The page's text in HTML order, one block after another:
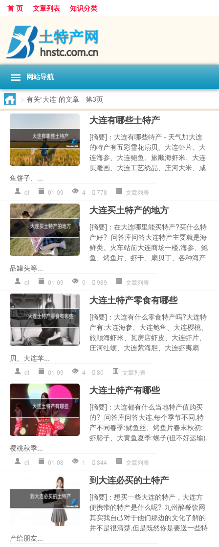
首 页 文章列表 知识分类
网站导航
> 有关“大连”的文章 - 第3页
大连有哪些土特产
[摘要]：大连有哪些特产 - 天气加大连
的特产有五彩雪花扇贝、大连虾片、大
连海参、大连鲍鱼、旅顺海虾米、大连
贝雕画、大连工艺绣品、庄河大米、咸
鱼饼子、...
dl 01-09 4 778 文章列表
大连买土特产的地方
[摘要]：在大连哪里能买特产?买什么特
产好?_问答库问答大连特产主要就是海
鲜类。火车站前大连商场一楼,海参、鲍
鱼、烤鱼片、虾干、扇贝丁、各种海产
品罐头等...
dl 01-09 0 989 文章列表
大连土特产零食有哪些
[摘要]：大连有什么零食特产吗?大连特
产有:大连海参、大连鲍鱼、大连樱桃、
旅顺海虾米、瓦房店虾皮、大连虾片、
庄河牡蛎、大连紫海胆、大连虾夷扇
贝、大连苹...
dl 01-09 4 80 文章列表
大连土特产有哪些
[摘要]：大连都有什么当地特产值购买
的?_问答库问答大连,每个季节不同,特
产不同春季:鱿鱼丝、烤鱼片春末秋初:
虾爬子、大黄鱼夏季:蚬子(但不好运输),
樱桃秋季...
dl 01-08 1 844 文章列表
到大连必买的土特产
[摘要]：想买一些大连的特产，大连方
便携带的特产是什么呢?-九州醉餐饮网
其实我自己对于他们那边的文化了解的
并不是很清楚,但是既然你是要送一些特
产给朋友...